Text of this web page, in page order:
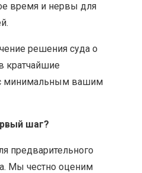
время и нервы для
решения суда о
кратчайшие
минимальным вашим
шаг?
предварительного
Мы честно оценим